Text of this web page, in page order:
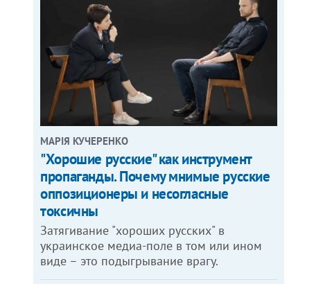
МАРІЯ КУЧЕРЕНКО
"Хорошие русские" как инструмент
пропаганды. Почему мнимые русские
оппозиционеры и несогласные
токсичны
Затягивание "хороших русских" в
украинское медиа-поле в том или ином
виде – это подыгрывание врагу.